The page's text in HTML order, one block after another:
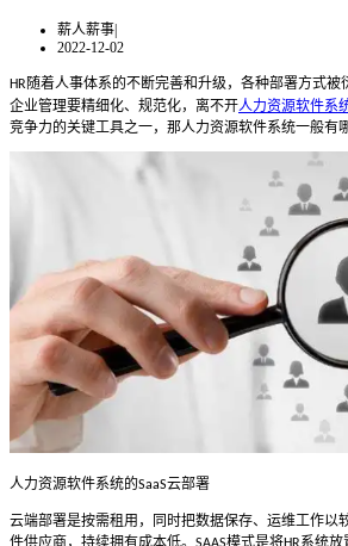
薪人薪事|
2022-12-02
HR随着人事体系的不断完善和升级，各种部署方式被
企业管理要精细化、规范化，离不开人力资源软件系
竞争力的关键工具之一，那人力资源软件系统一般有
人力资源软件系统的SaaS云部署
云端部署是按需租用，同时把数据保存、运维工作以
件供应商，持续拥有成本低。
模式是将
系统放